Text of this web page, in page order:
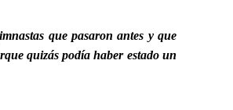
que pasaron antes y que
quizás podía haber estado un